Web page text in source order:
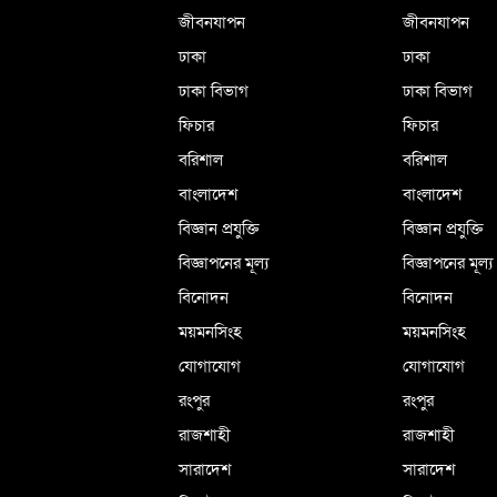
জীবনযাপন
ঢাকা
ঢাকা বিভাগ
ফিচার
বরিশাল
বাংলাদেশ
বিজ্ঞান প্রযুক্তি
বিজ্ঞাপনের মূল্য
বিনোদন
ময়মনসিংহ
যোগাযোগ
রংপুর
রাজশাহী
সারাদেশ
জীবনযাপন
ঢাকা
ঢাকা বিভাগ
ফিচার
বরিশাল
বাংলাদেশ
বিজ্ঞান প্রযুক্তি
বিজ্ঞাপনের মূল্য
বিনোদন
ময়মনসিংহ
যোগাযোগ
রংপুর
রাজশাহী
সারাদেশ